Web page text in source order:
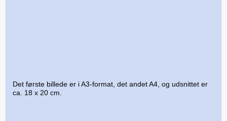
Det første billede er i A3-format, det andet A4, og udsnittet er
ca. 18 x 20 cm.